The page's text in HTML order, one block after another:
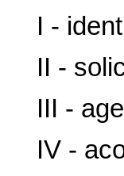
I -
II -
III -
IV -